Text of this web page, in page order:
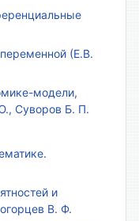
(Е.В.
модели,
Суворов Б. П.
и
В. Ф.